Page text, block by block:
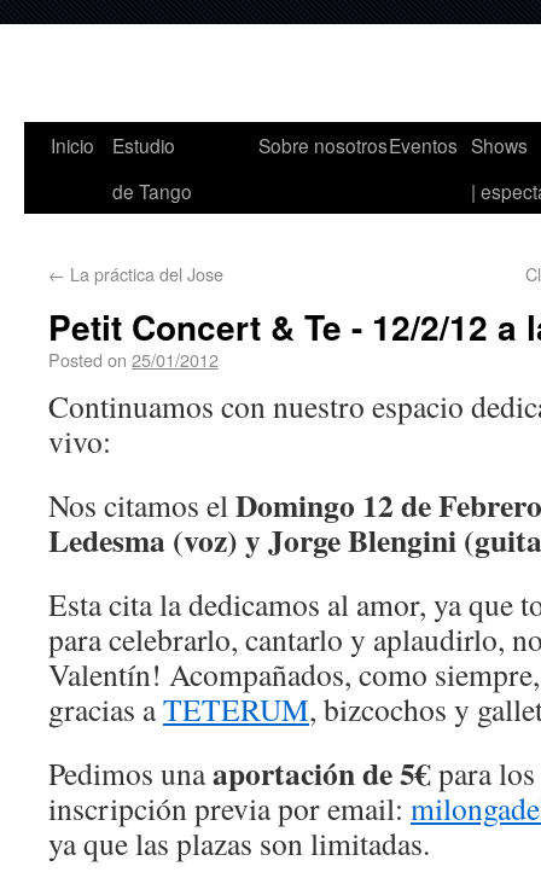
Inicio
Estudio
de Tango
Sobre nosotrosEventos Shows
|
← La práctica del Jose
Petit Concert & Te - 12/2/12 a
Posted on 25/01/2012
Continuamos con nuestro espacio
vivo:
Nos citamos elDomingo 12 de Febrero
Ledesma (voz) y Jorge Blengini
Esta cita la dedicamos al amor, ya que
para celebrarlo, cantarlo y aplaudirlo,
Valentín! Acompañados, como
gracias aTETERUM, bizcochos y
Pedimos unaaportación de 5€para
inscripción previa por email:
ya que las plazas son limitadas.